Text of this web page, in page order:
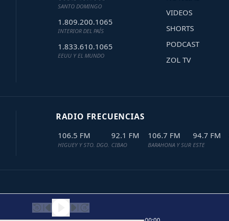
SANTO DOMINGO
1.809.200.1065
INTERIOR DEL PAÍS
1.833.610.1065
EEUU Y EL MUNDO
VIDEOS
SHORTS
PODCAST
ZOL TV
RADIO FRECUENCIAS
106.5 FM
HIGUEY Y STO. DGO.
92.1 FM
CIBAO
106.7 FM
BARAHONA Y SUR
94.7 FM
ESTE